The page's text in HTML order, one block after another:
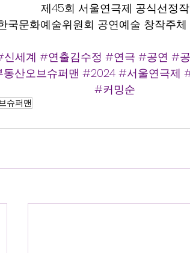
제45회 서울연극제 공식선정작
국문화예술위원회 공연예술 창작주체
세계 #연출김수정 #연극 #공연 #
산오브슈퍼맨 #2024 #서울연극제
#커밍순
슈퍼맨